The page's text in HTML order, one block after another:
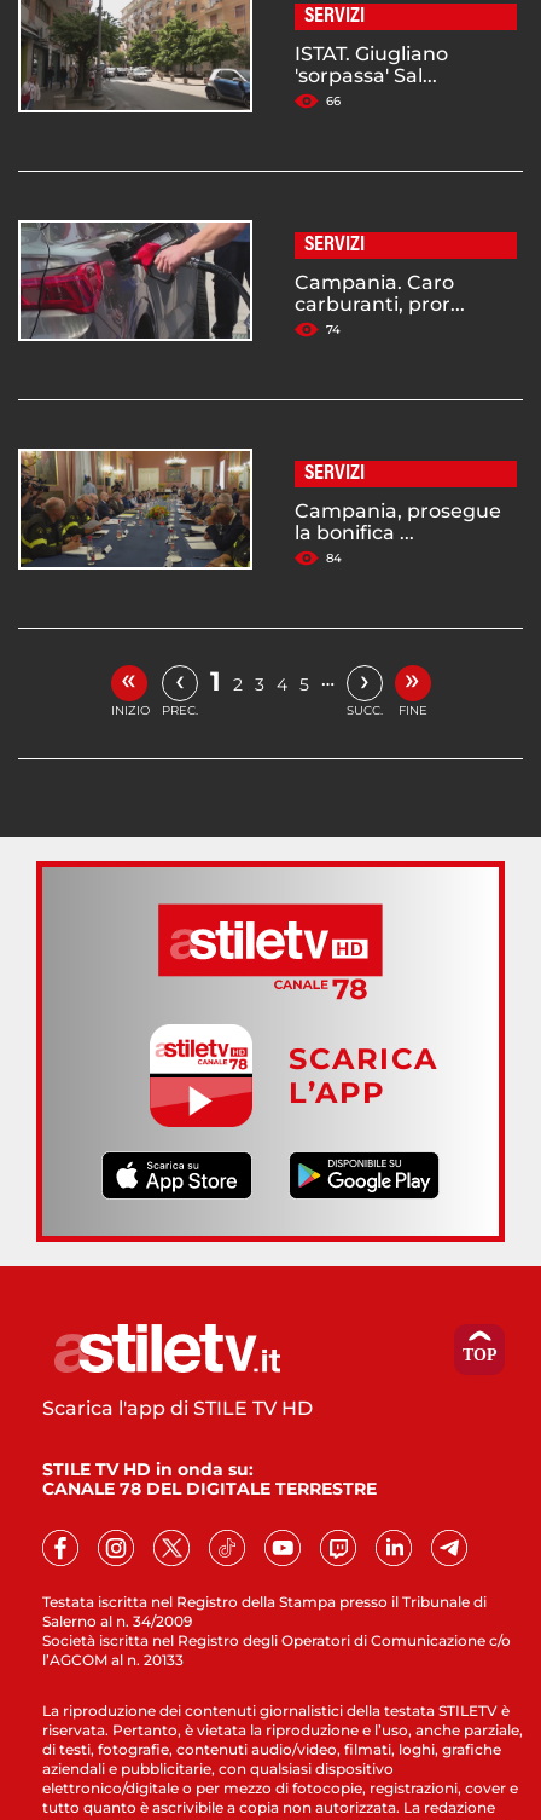
SERVIZI
ISTAT. Giugliano
'sorpassa' Sal...
66
SERVIZI
Campania. Caro
carburanti, pror...
74
SERVIZI
Campania, prosegue
la bonifica ...
84
«
INIZIO
‹
PREC.
1 2 3 4 5 … ›
SUCC.
»
FINE
SCARICA
L’APP
Testata iscritta nel Registro della Stampa presso il Tribunale di
Salerno al n. 34/2009
Società iscritta nel Registro degli Operatori di Comunicazione c/o
l’AGCOM al n. 20133
Scarica l'app di STILE TV HD
STILE TV HD in onda su:
CANALE 78 DEL DIGITALE TERRESTRE
La riproduzione dei contenuti giornalistici della testata STILETV è
riservata. Pertanto, è vietata la riproduzione e l’uso, anche parziale,
di testi, fotografie, contenuti audio/video, filmati, loghi, grafiche
aziendali e pubblicitarie, con qualsiasi dispositivo
elettronico/digitale o per mezzo di fotocopie, registrazioni, cover e
tutto quanto è ascrivibile a copia non autorizzata. La redazione